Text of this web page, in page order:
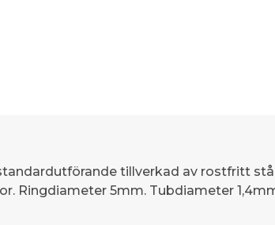
standardutförande tillverkad av rostfritt
Ringdiameter 5mm. Tubdiameter